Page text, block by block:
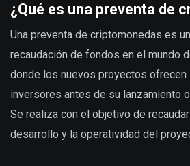
¿Qué es una preventa de
Una preventa de criptomonedas es
recaudación de fondos en el mundo
donde los nuevos proyectos ofrecen
inversores antes de su lanzamiento
Se realiza con el objetivo de
desarrollo y la operatividad del